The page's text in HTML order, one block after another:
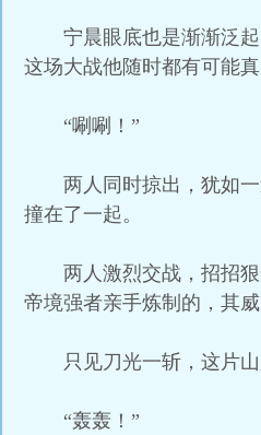
宁晨眼底也是渐渐泛
这场大战他随时都有可能真
“唰唰！”
两人同时掠出，犹如
撞在了一起。
两人激烈交战，招招
帝境强者亲手炼制的，其
只见刀光一斩，这片
“轰轰！”